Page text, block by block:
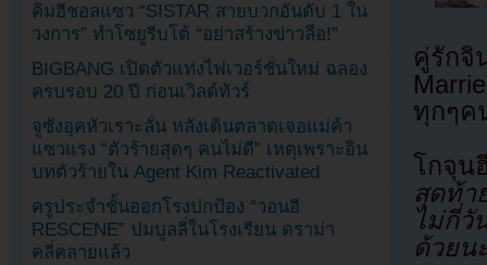
คู่รักจิ
ทุกๆค
โกจุ
สุดท้า
ไม่กี่วั
ด้วยน
คิมฮีชอลแซว “SISTAR สายบวกอันดับ 1 ใน
วงการ” ทำโซยูรีบโต้ “อย่าสร้างข่าวลือ!”
BIGBANG เปิดตัวแท่งไฟเวอร์ชั่นใหม่ ฉลอง
ครบรอบ 20 ปี ก่อนเวิลด์ทัวร์
จูซังอุคหัวเราะลั่น หลังเดินตลาดเจอแม่ค้า
แซวแรง “ตัวร้ายสุดๆ คนไม่ดี” เหตุเพราะอิน
บทตัวร้ายใน Agent Kim Reactivated
ครูประจำชั้นออกโรงปกป้อง “วอนอี
RESCENE” ปมบูลลี่ในโรงเรียน ดราม่า
คลี่คลายแล้ว